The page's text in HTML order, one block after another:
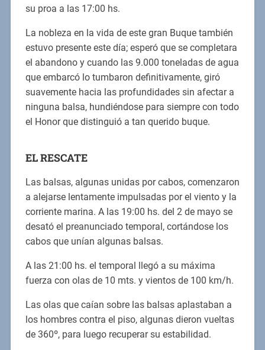
su proa a las 17:00 hs.
La nobleza en la vida de este gran Buque también
estuvo presente este día; esperó que se completara
el abandono y cuando las 9.000 toneladas de agua
que embarcó lo tumbaron definitivamente, giró
suavemente hacia las profundidades sin afectar a
ninguna balsa, hundiéndose para siempre con todo
el Honor que distinguió a tan querido buque.
EL RESCATE
Las balsas, algunas unidas por cabos, comenzaron
a alejarse lentamente impulsadas por el viento y la
corriente marina. A las 19:00 hs. del 2 de mayo se
desató el preanunciado temporal, cortándose los
cabos que unían algunas balsas.
A las 21:00 hs. el temporal llegó a su máxima
fuerza con olas de 10 mts. y vientos de 100 km/h.
Las olas que caían sobre las balsas aplastaban a
los hombres contra el piso, algunas dieron vueltas
de 360º, para luego recuperar su estabilidad.